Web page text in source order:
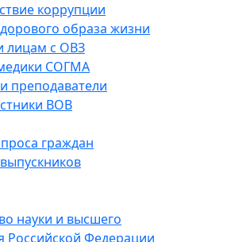
коррупции
образа жизни
лицам с ОВЗ
СОГМА
преподаватели
ВОВ
граждан
науки и высшего
Российской Федерации